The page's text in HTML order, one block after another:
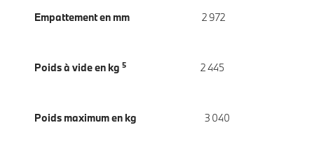
Empattement en mm 2 972
Poids à vide en kg 5 2 445
Poids maximum en kg 3 040